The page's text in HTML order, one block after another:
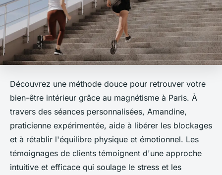
Découvrez une méthode douce pour retrouver votre
bien-être intérieur grâce au magnétisme à Paris. À
travers des séances personnalisées, Amandine,
praticienne expérimentée, aide à libérer les blockages
et à rétablir l'équilibre physique et émotionnel. Les
témoignages de clients témoignent d'une approche
intuitive et efficace qui soulage le stress et les